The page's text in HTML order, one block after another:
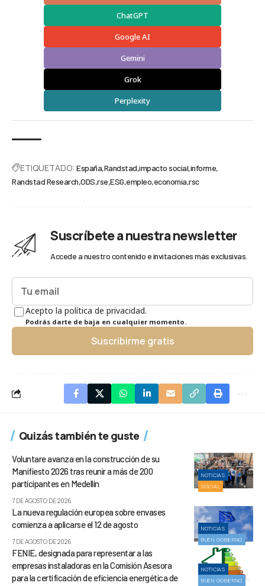
ChatGPT
Google AI
Gemini
Grok
Perplexity
ETIQUETADO: España Randstad impacto social informe
Randstad Research ODS rse ESG empleo economía rsc
Suscríbete a nuestra newsletter
Accede a nuestro contenido e invitaciones más exclusivas.
Acepto la política de privacidad.
Podrás darte de baja en cualquier momento.
Suscribirme gratis
Quizás también te guste
NOTICIAS
SOCIAL
Voluntare avanza en la construcción de su
Manifiesto 2026 tras reunir a más de 200
participantes en Medellín
7 DE AGOSTO DE 2026
NOTICIAS
BUEN GOBIERNO
La nueva regulación europea sobre envases
comienza a aplicarse el 12 de agosto
7 DE AGOSTO DE 2026
NOTICIAS
BUEN GOBIERNO
FENIE, designada para representar a las
empresas instaladoras en la Comisión Asesora
para la certificación de eficiencia energética de